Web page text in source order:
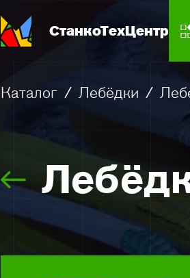
СтанкоТехЦентр
Каталог / Лебёдки /